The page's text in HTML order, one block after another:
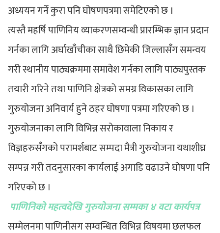
अध्ययन गर्ने कुरा पनि घोषणपत्रमा समेटिएको छ ।
त्यस्तै महर्षि पाणिनिय व्याकरणसम्वन्धी प्रारम्भिक ज्ञान प्रदान
गर्नका लागि अर्घाखाँचीका साथै छिमेकी जिल्लासँग समन्वय
गरी स्थानीय पाठ्यक्रममा समावेश गर्नका लागि पाठ्यपुस्तक
तयारी गरिने तथा पाणिनि क्षेत्रको समग्र विकासका लागि
गुरुयोजना अनिवार्य हुने ठहर घोषणा पत्रमा गरिएको छ ।
गुरुयोजनाका लागि विभिन्न सरोकावाला निकाय र
विज्ञहरुसँगको परामर्शबाट सम्पदा मैत्री गुरुयोजना यथाशीघ्र
सम्पन्न गरी तदनुसारका कार्यलाई अगाडि वढाउने घोषणा पनि
गरिएको छ ।
पाणिनिको महत्वदेखि गुरुयोजना सम्मका ४ वटा कार्यपत्र
सम्मेलनमा पाणिनीसग सम्वन्धित विभिन्न विषयमा छलफल